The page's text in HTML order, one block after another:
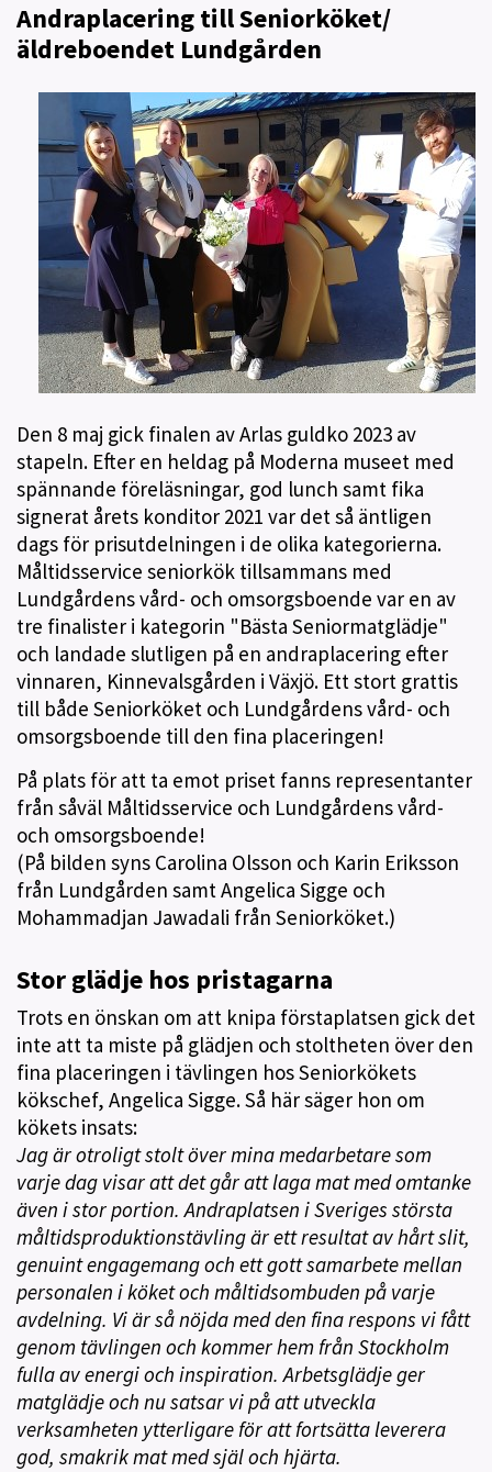
Andraplacering till Seniorköket/
äldreboendet Lundgården
Den 8 maj gick finalen av Arlas guldko 2023 av
stapeln. Efter en heldag på Moderna museet med
spännande föreläsningar, god lunch samt fika
signerat årets konditor 2021 var det så äntligen
dags för prisutdelningen i de olika kategorierna.
Måltidsservice seniorkök tillsammans med
Lundgårdens vård- och omsorgsboende var en av
tre finalister i kategorin "Bästa Seniormatglädje"
och landade slutligen på en andraplacering efter
vinnaren, Kinnevalsgården i Växjö. Ett stort grattis
till både Seniorköket och Lundgårdens vård- och
omsorgsboende till den fina placeringen!
På plats för att ta emot priset fanns representanter
från såväl Måltidsservice och Lundgårdens vård-
och omsorgsboende!
(På bilden syns Carolina Olsson och Karin Eriksson
från Lundgården samt Angelica Sigge och
Mohammadjan Jawadali från Seniorköket.)
Stor glädje hos pristagarna
Trots en önskan om att knipa förstaplatsen gick det
inte att ta miste på glädjen och stoltheten över den
fina placeringen i tävlingen hos Seniorkökets
kökschef, Angelica Sigge. Så här säger hon om
kökets insats:
Jag är otroligt stolt över mina medarbetare som
varje dag visar att det går att laga mat med omtanke
även i stor portion. Andraplatsen i Sveriges största
måltidsproduktionstävling är ett resultat av hårt slit,
genuint engagemang och ett gott samarbete mellan
personalen i köket och måltidsombuden på varje
avdelning. Vi är så nöjda med den fina respons vi fått
genom tävlingen och kommer hem från Stockholm
fulla av energi och inspiration. Arbetsglädje ger
matglädje och nu satsar vi på att utveckla
verksamheten ytterligare för att fortsätta leverera
god, smakrik mat med själ och hjärta.